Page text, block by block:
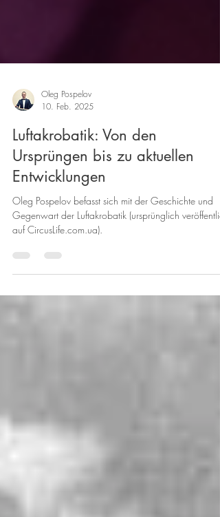
Oleg Pospelov
10. Feb. 2025
Luftakrobatik: Von den
Ursprüngen bis zu aktuellen
Entwicklungen
Oleg Pospelov befasst sich mit der Geschichte und
Gegenwart der Luftakrobatik (ursprünglich